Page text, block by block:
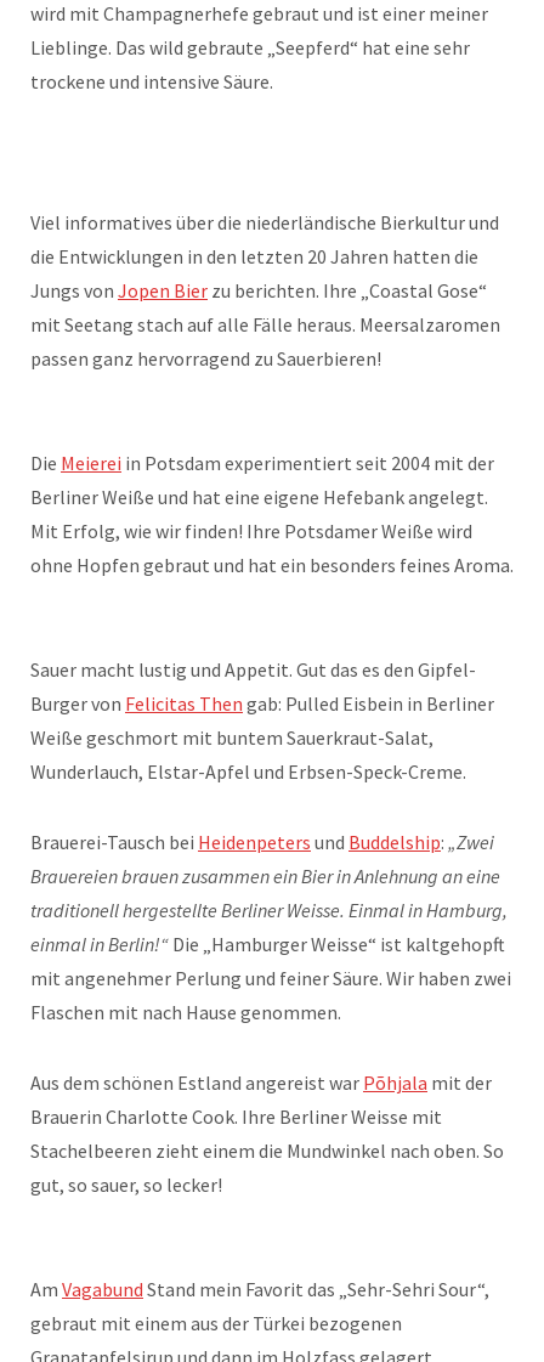
wird mit Champagnerhefe gebraut und ist einer meiner
Lieblinge. Das wild gebraute „Seepferd“ hat eine sehr
trockene und intensive Säure.
Viel informatives über die niederländische Bierkultur und
die Entwicklungen in den letzten 20 Jahren hatten die
Jungs von Jopen Bier zu berichten. Ihre „Coastal Gose“
mit Seetang stach auf alle Fälle heraus. Meersalzaromen
passen ganz hervorragend zu Sauerbieren!
Die Meierei in Potsdam experimentiert seit 2004 mit der
Berliner Weiße und hat eine eigene Hefebank angelegt.
Mit Erfolg, wie wir finden! Ihre Potsdamer Weiße wird
ohne Hopfen gebraut und hat ein besonders feines Aroma.
Sauer macht lustig und Appetit. Gut das es den Gipfel-
Burger von Felicitas Then gab: Pulled Eisbein in Berliner
Weiße geschmort mit buntem Sauerkraut-Salat,
Wunderlauch, Elstar-Apfel und Erbsen-Speck-Creme.
Brauerei-Tausch bei Heidenpeters und Buddelship: „Zwei
Brauereien brauen zusammen ein Bier in Anlehnung an eine
traditionell hergestellte Berliner Weisse. Einmal in Hamburg,
einmal in Berlin!“ Die „Hamburger Weisse“ ist kaltgehopft
mit angenehmer Perlung und feiner Säure. Wir haben zwei
Flaschen mit nach Hause genommen.
Aus dem schönen Estland angereist war Põhjala mit der
Brauerin Charlotte Cook. Ihre Berliner Weisse mit
Stachelbeeren zieht einem die Mundwinkel nach oben. So
gut, so sauer, so lecker!
Am Vagabund Stand mein Favorit das „Sehr-Sehri Sour“,
gebraut mit einem aus der Türkei bezogenen
Granatapfelsirup und dann im Holzfass gelagert.